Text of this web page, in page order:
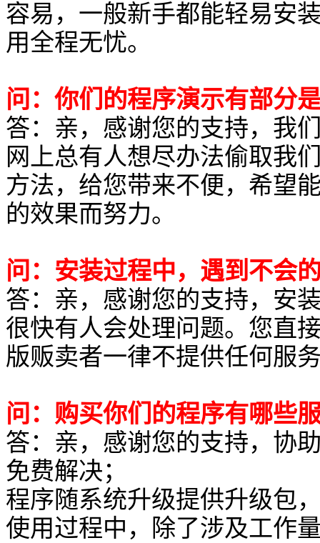
容易，一般新手都能轻易安
用全程无忧。
问：你们的程序演示有部分
答：亲，感谢您的支持，我
网上总有人想尽办法偷取我
方法，给您带来不便，希望
的效果而努力。
问：安装过程中，遇到不会
答：亲，感谢您的支持，安
很快有人会处理问题。您直
版贩卖者一律不提供任何服
问：购买你们的程序有哪些
答：亲，感谢您的支持，协
免费解决；
程序随系统升级提供升级包
使用过程中，除了涉及工作